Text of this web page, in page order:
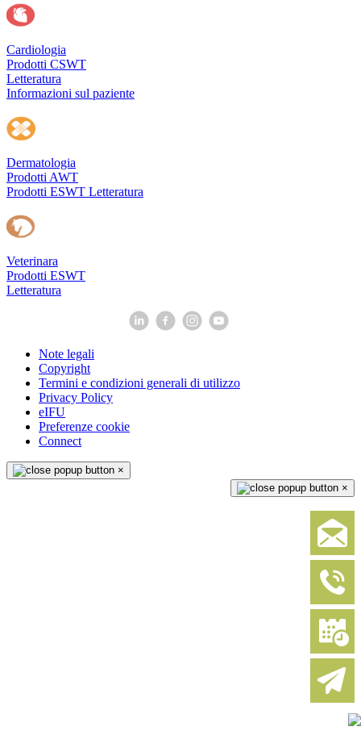
Cardiologia
Prodotti CSWT
Letteratura
Informazioni sul paziente
Dermatologia
Prodotti AWT
Prodotti ESWT Letteratura
Veterinara
Prodotti ESWT
Letteratura
Note legali
Copyright
Termini e condizioni generali di utilizzo
Privacy Policy
eIFU
Preferenze cookie
Connect
×
×